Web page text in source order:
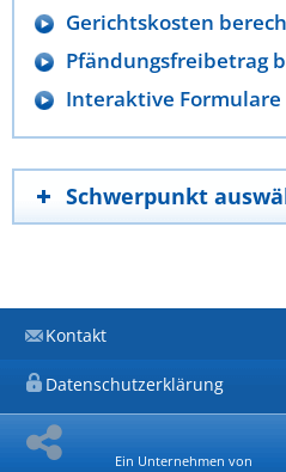
Gerichtskosten
Pfändungsfreibetrag
Interaktive Formulare
Schwerpunkt
Kontakt
Datenschutzerklärung
Ein Unternehmen von